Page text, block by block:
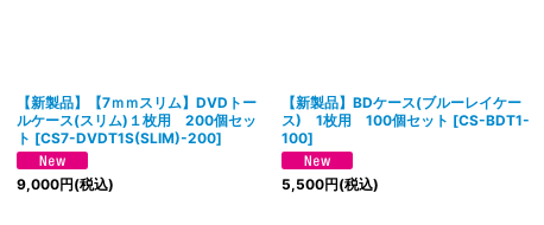
【新製品】【7ｍｍスリム】DVDトー
ルケース(スリム)１枚用 200個セッ
ト [CS7-DVDT1S(SLIM)-200]
9,000円(税込)
【新製品】BDケース(ブルーレイケー
ス) 1枚用 100個セット [CS-BDT1-
100]
5,500円(税込)